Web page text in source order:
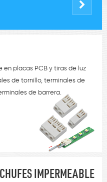
en placas PCB y tiras de luz
de tornillo, terminales de
de barrera.
IMPERMEABLE